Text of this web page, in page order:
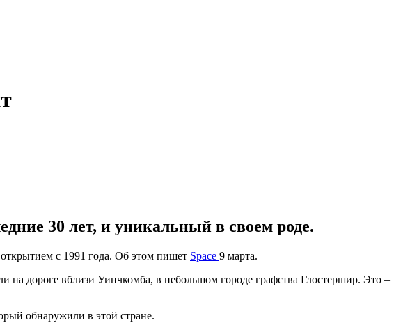
30 лет, и уникальный в своем роде.
с 1991 года. Об этом пишет Space 9 марта.
на дороге вблизи Уинчкомба, в небольшом городе графства Глостершир. Это –
обнаружили в этой стране.